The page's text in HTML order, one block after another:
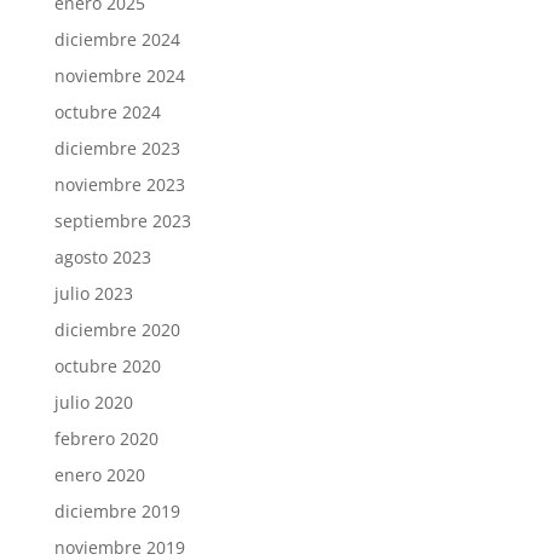
diciembre 2024
noviembre 2024
octubre 2024
diciembre 2023
noviembre 2023
septiembre 2023
agosto 2023
julio 2023
diciembre 2020
octubre 2020
julio 2020
febrero 2020
enero 2020
diciembre 2019
noviembre 2019